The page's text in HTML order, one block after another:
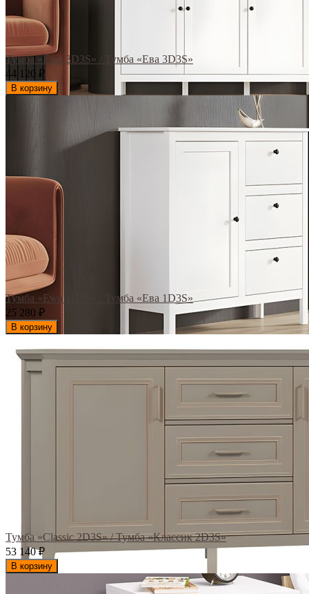
Тумба «Ewa 3D3S» / Тумба «Ева 3D3S»
44 120
₽
В корзину
Тумба «Ewa 1D3S» / Тумба «Ева 1D3S»
25 280 ₽
В корзину
Тумба «Classic 2D3S» / Тумба «Классик 2D3S»
53 140₽
В корзину